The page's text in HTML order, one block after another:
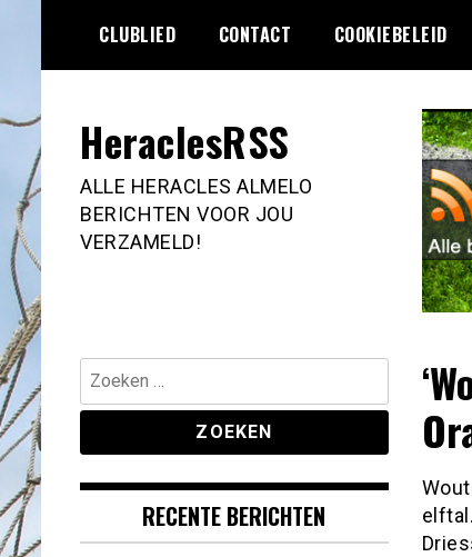
de
CLUBLIED CONTACT COOKIEBELEID
HeraclesRSS
ALLE HERACLES ALMELO
BERICHTEN VOOR JOU
VERZAMELD!
Zoeken
naar:
RECENTE BERICHTEN